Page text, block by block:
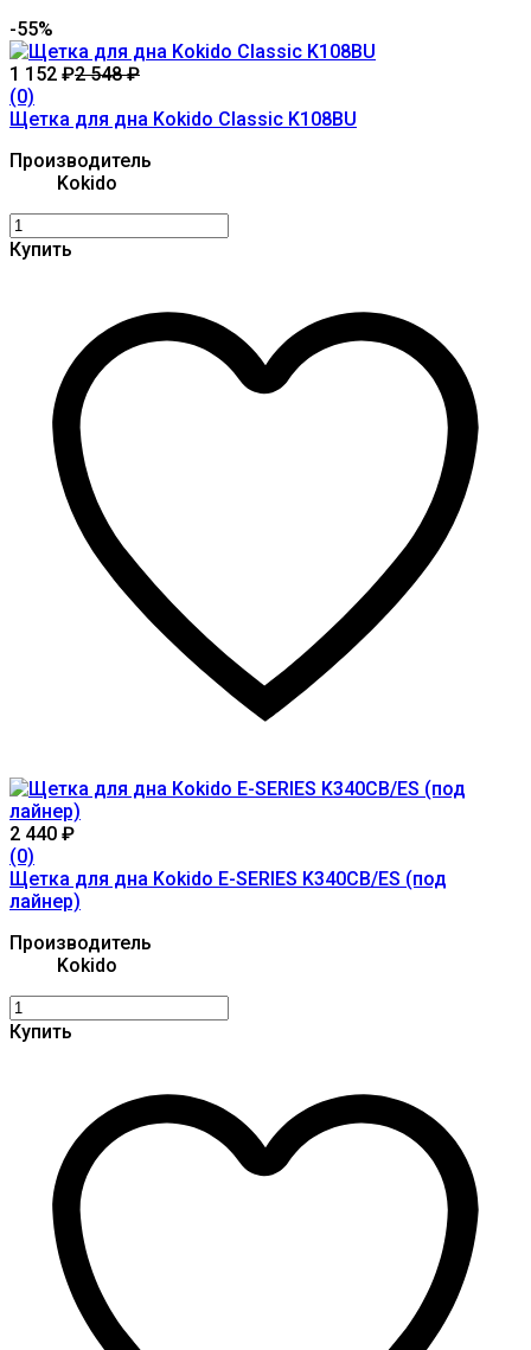
-55%
1 152 ₽2 548₽
(0)
Щетка для дна Kokido Classic K108BU
Производитель
Kokido
Купить
2 440 ₽
(0)
Щетка для дна Kokido E-SERIES K340CB/ES (под
лайнер)
Производитель
Kokido
Купить